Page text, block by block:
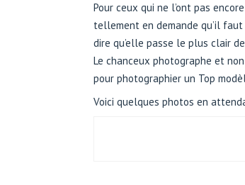
Pour ceux qui ne l’ont pas
tellement en demande qu’il
dire qu’elle passe le plus clair
Le chanceux photographe et
pour photographier un Top
Voici quelques photos en